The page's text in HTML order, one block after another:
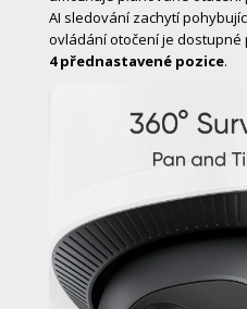
AI sledování zachytí
ovládání otočení je dostupné
4 přednastavené pozice.